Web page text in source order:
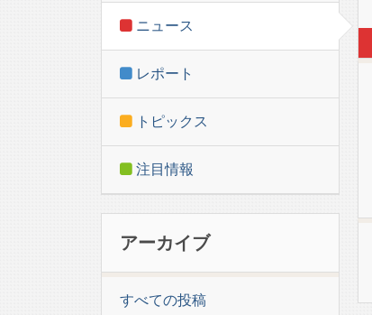
ニュース
レポート
トピックス
注目情報
アーカイブ
すべての投稿